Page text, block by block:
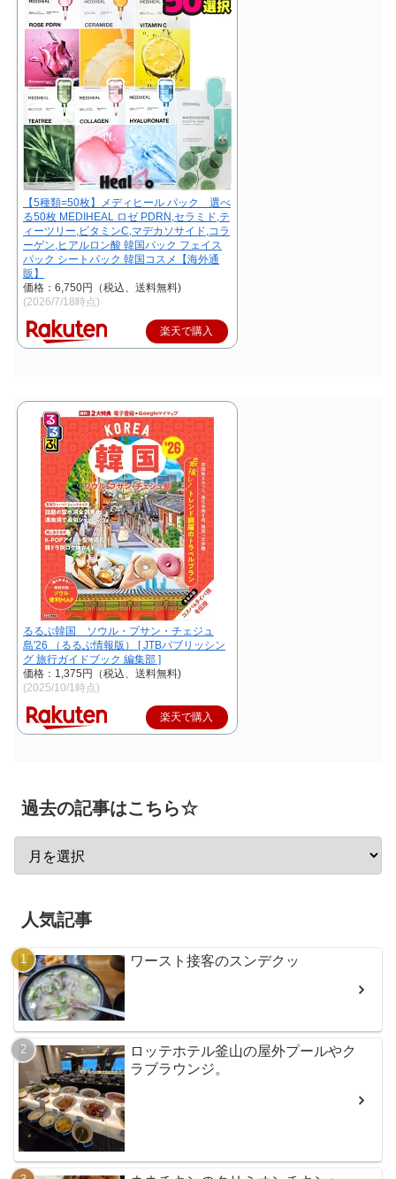
【5種類=50枚】メディヒール パック 選べ
る50枚 MEDIHEAL ロゼ PDRN,セラミド,テ
ィーツリー,ビタミンC,マデカソサイド,コラ
ーゲン,ヒアルロン酸 韓国パック フェイス
パック シートパック 韓国コスメ【海外通
販】
価格：6,750円（税込、送料無料)
(2026/7/18時点)
楽天で購入
るるぶ韓国 ソウル・プサン・チェジュ
島'26 （るるぶ情報版） [ JTBパブリッシン
グ 旅行ガイドブック 編集部 ]
価格：1,375円（税込、送料無料)
(2025/10/1時点)
楽天で購入
過去の記事はこちら☆
人気記事
ワースト接客のスンデクッ
ロッテホテル釜山の屋外プールやク
ラブラウンジ。